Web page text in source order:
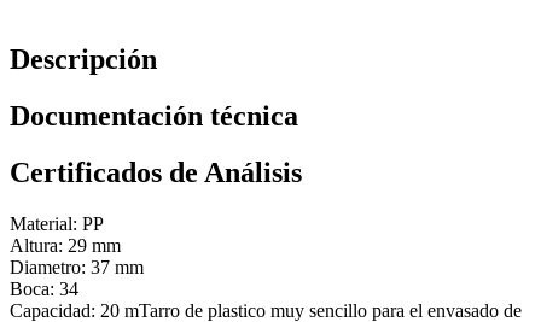
Descripción
Documentación técnica
Certificados de Análisis
Material: PP
Altura: 29 mm
Diametro: 37 mm
Boca: 34
Capacidad: 20 mTarro de plastico muy sencillo para el envasado de